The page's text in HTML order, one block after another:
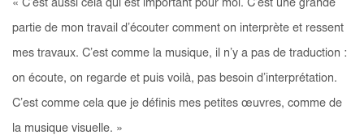
« C’est aussi cela qui est important pour moi. C’est une grande
partie de mon travail d’écouter comment on interprète et ressent
mes travaux. C’est comme la musique, il n’y a pas de traduction :
on écoute, on regarde et puis voilà, pas besoin d’interprétation.
C’est comme cela que je définis mes petites œuvres, comme de
la musique visuelle. »